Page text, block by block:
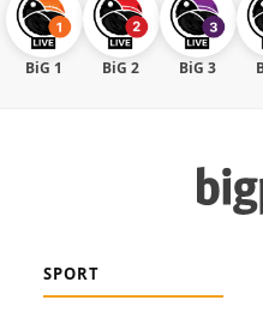
BiG 1 BiG 2 BiG 3
SPORT